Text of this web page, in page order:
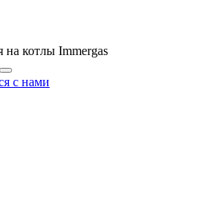
на котлы Immergas
с нами